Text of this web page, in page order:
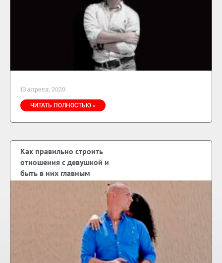
13 апреля, 2020
ЧИТАТЬ ПОЛНОСТЬЮ »
Как правильно строить
отношения с девушкой и
быть в них главным